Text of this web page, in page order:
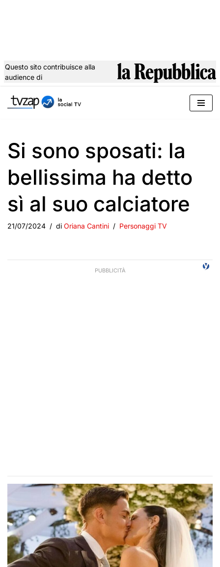
al
Questo sito contribuisce alla
audience di
Si sono sposati: la
bellissima ha detto
sì al suo calciatore
21/07/2024 di Oriana Cantini Personaggi TV